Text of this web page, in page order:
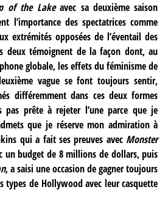
of the Lakeavec sa deuxième saison
l’importance des spectatrices comme
extrémités opposées de l’éventail des
deux témoignent de la façon dont, au
globale, les effets du féminisme de
vague se font toujours sentir,
différemment dans ces deux formes
pas prête à rejeter l’une parce que je
que je réserve mon admiration à
qui a fait ses preuves avec Monster
un budget de 8 millions de dollars, puis
, a saisi une occasion de gagner toujours
types de Hollywood avec leur casquette